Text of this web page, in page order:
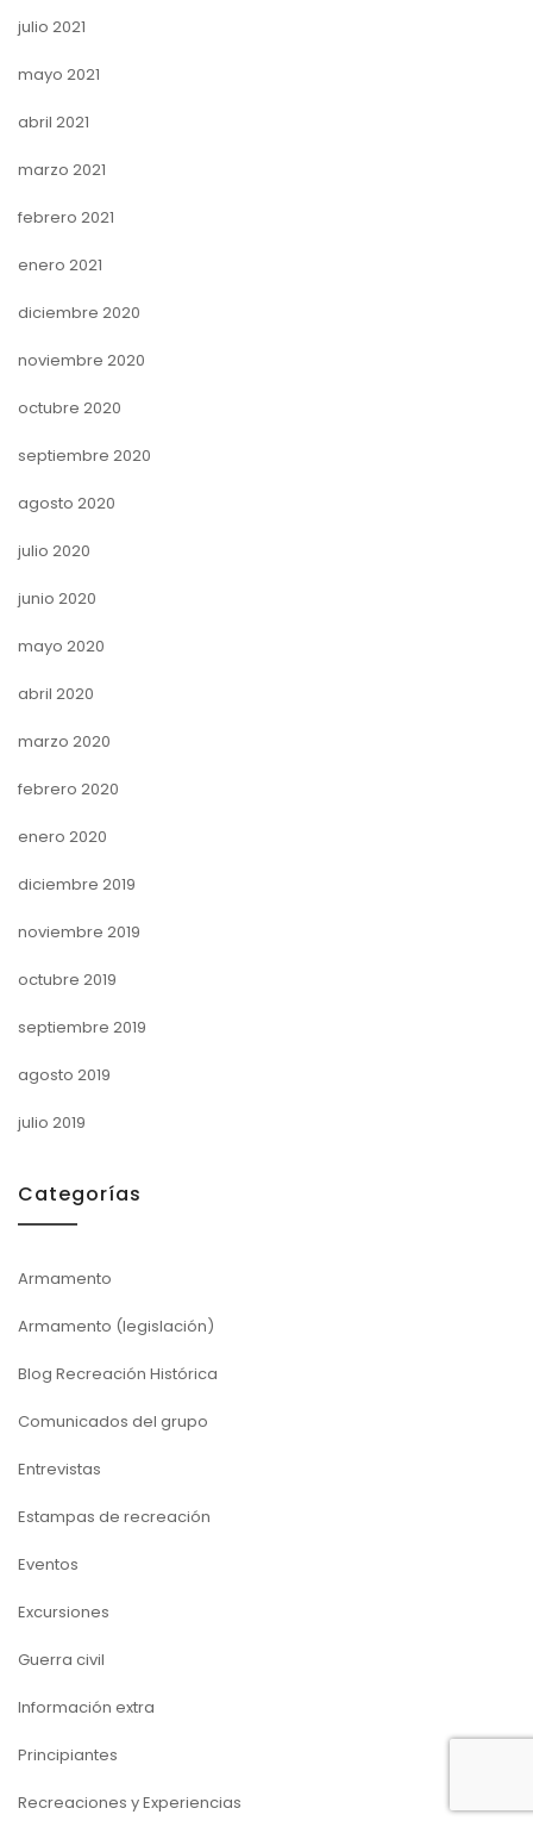
julio 2021
mayo 2021
abril 2021
marzo 2021
febrero 2021
enero 2021
diciembre 2020
noviembre 2020
octubre 2020
septiembre 2020
agosto 2020
julio 2020
junio 2020
mayo 2020
abril 2020
marzo 2020
febrero 2020
enero 2020
diciembre 2019
noviembre 2019
octubre 2019
septiembre 2019
agosto 2019
julio 2019
Categorías
Armamento
Armamento (legislación)
Blog Recreación Histórica
Comunicados del grupo
Entrevistas
Estampas de recreación
Eventos
Excursiones
Guerra civil
Información extra
Principiantes
Recreaciones y Experiencias